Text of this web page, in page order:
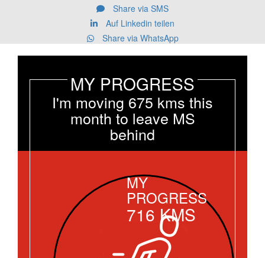
Share via SMS
Auf Linkedin teilen
Share via WhatsApp
MY PROGRESS
I'm moving 675 kms this
month to leave MS
behind
MY
PROGRESS
716 KMS